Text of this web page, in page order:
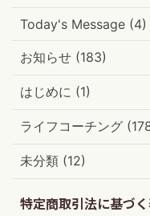
Today's Message (4)
お知らせ (183)
はじめに (1)
ライフコーチング
未分類 (12)
特定商取引法に基づ